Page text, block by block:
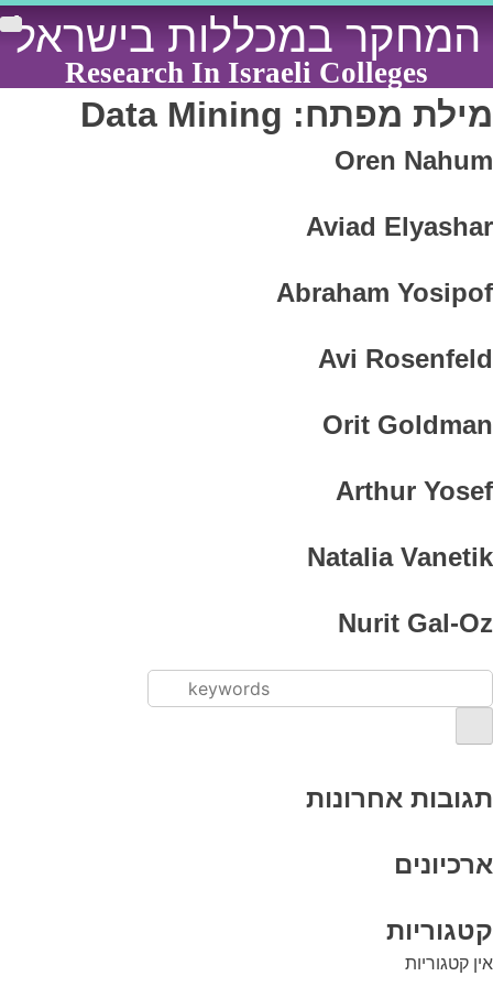
Skip
המחקר במכללות בישראל
Research In Israeli Colleges
מילת מפתח: Data Mining
Oren Nahum
Aviad Elyashar
Abraham Yosipof
Avi Rosenfeld
Orit Goldman
Arthur Yosef
Natalia Vanetik
Nurit Gal-Oz
תגובות אחרונות
ארכיונים
קטגוריות
אין קטגוריות